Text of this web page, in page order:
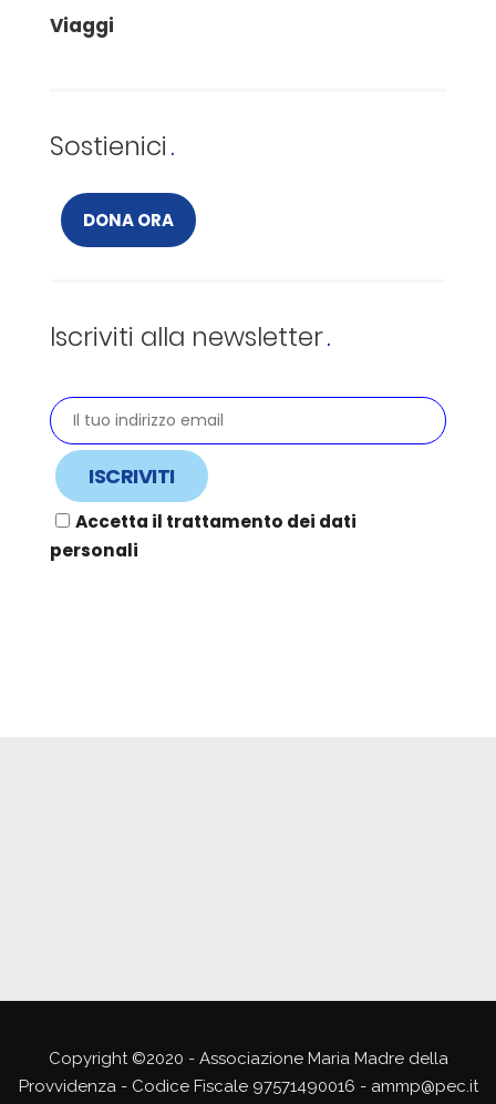
Viaggi
Sostienici
DONA ORA
Iscriviti alla newsletter
Accetta il trattamento dei dati
personali
Copyright ©2020 - Associazione Maria Madre della
Provvidenza - Codice Fiscale 97571490016 - ammp@pec.it